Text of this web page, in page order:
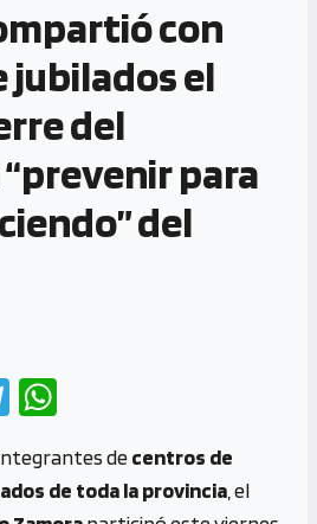
con
jubilados el
del
para
del
Te
gr
a
at
s
decentros de
de toda la provincia , el